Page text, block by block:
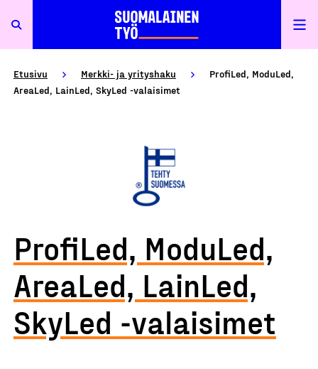
Etusivu Merkki- ja yrityshaku
ProfiLed, ModuLed,
AreaLed, LainLed, SkyLed -valaisimet
ProfiLed, ModuLed,
AreaLed, LainLed,
SkyLed -valaisimet